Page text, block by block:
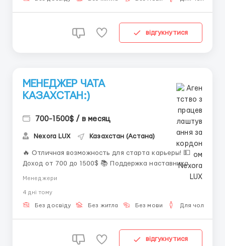
відгукнутися
МЕНЕДЖЕР ЧАТА
КАЗАХСТАН:)
700-1500$ / в месяц
Nexora LUX Казахстан (Астана)
🔥 Отличная возможность для старта карьеры! 💵
Доход от 700 до 1500$ 📚 Поддержка наставника 🕒
Поддерживать высокий уровень сервиса 📩 Для
отклика: @KARPOVAAAHR ...
Менеджери
4 днi тому
Без досвіду Без житла Без мови Для чоловіків
відгукнутися